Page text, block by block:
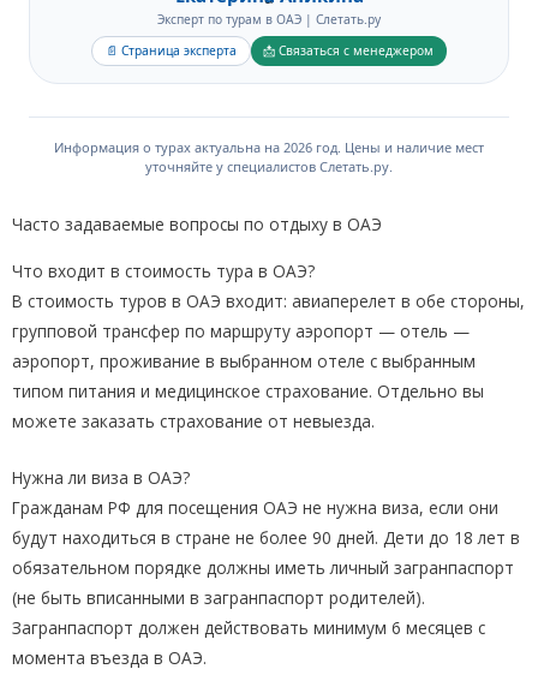
Эксперт по турам в ОАЭ | Слетать.ру
📄 Страница эксперта
📩 Связаться с менеджером
Информация о турах актуальна на 2026 год. Цены и наличие мест
уточняйте у специалистов Слетать.ру.
Часто задаваемые вопросы по отдыху в ОАЭ
Что входит в стоимость тура в ОАЭ?
В стоимость туров в ОАЭ входит: авиаперелет в обе стороны,
групповой трансфер по маршруту аэропорт — отель —
аэропорт, проживание в выбранном отеле с выбранным
типом питания и медицинское страхование. Отдельно вы
можете заказать страхование от невыезда.
Нужна ли виза в ОАЭ?
Гражданам РФ для посещения ОАЭ не нужна виза, если они
будут находиться в стране не более 90 дней. Дети до 18 лет в
обязательном порядке должны иметь личный загранпаспорт
(не быть вписанными в загранпаспорт родителей).
Загранпаспорт должен действовать минимум 6 месяцев с
момента въезда в ОАЭ.